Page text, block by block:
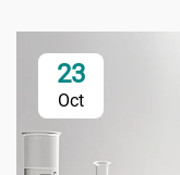
23
Oct